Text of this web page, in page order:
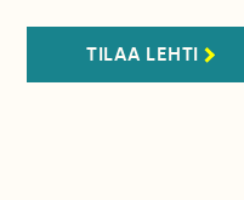
TILAA LEHTI